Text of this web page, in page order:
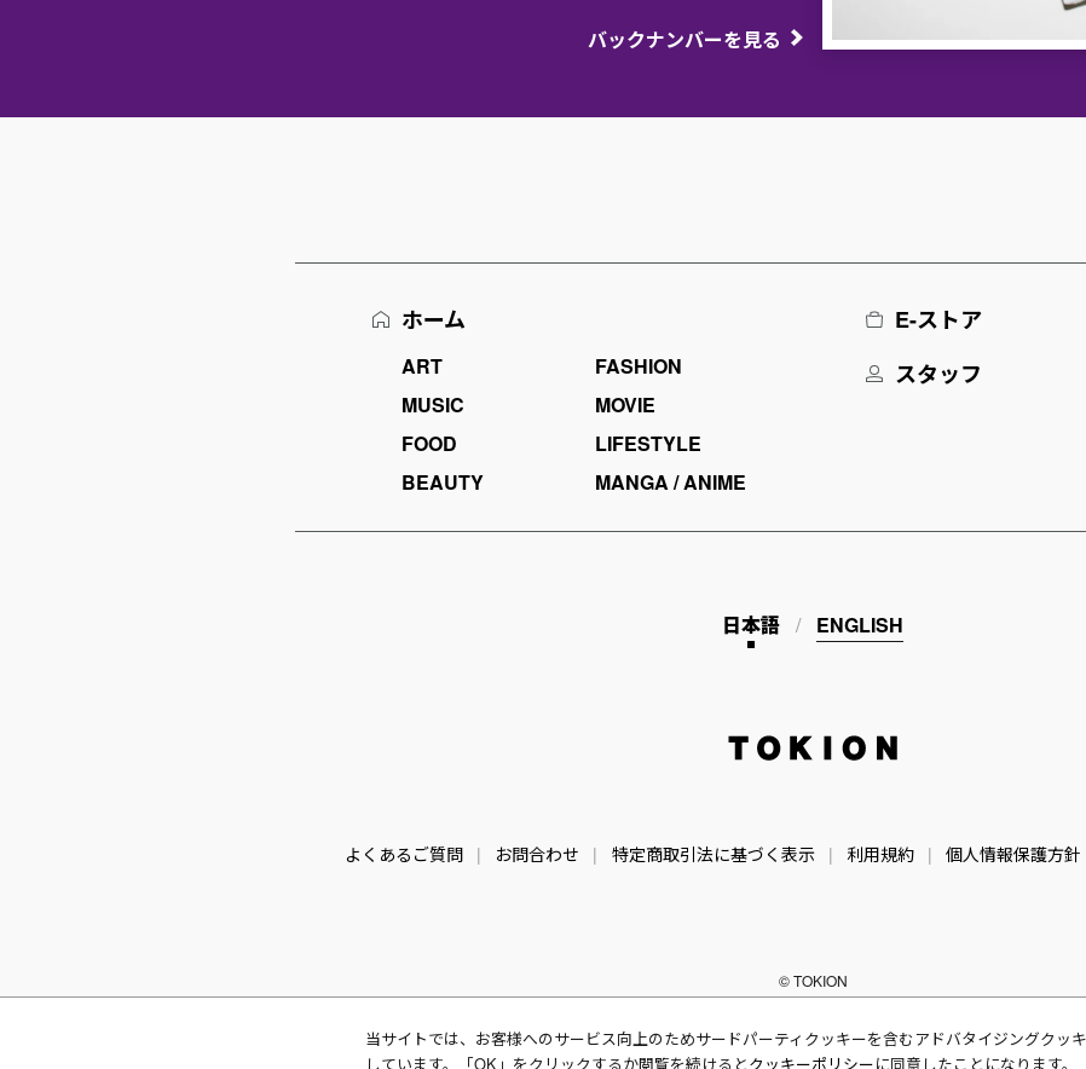
バックナンバーを見る
ホーム
ART
FASHION
MUSIC
MOVIE
FOOD
LIFESTYLE
BEAUTY
MANGA / ANIME
E-ストア
スタッフ
日本語 ENGLISH
当サイトでは、お客様へのサービス向上のためサードパーティクッキーを含むアドバタイジングクッ
しています。「OK」をクリックするか閲覧を続けるとクッキーポリシーに同意したことになります。
よくあるご質問 お問合わせ 特定商取引法に基づく表示 利用規約 個人情報保護方針
© TOKION